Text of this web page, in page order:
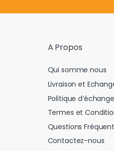
A Propos
Qui somme nous
Livraison et
Politique d’échange
Termes et
Questions
Contactez-nous